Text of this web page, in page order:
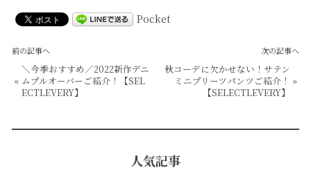
Pocket
前の記事へ
«
＼今季おすすめ／2022新作デニ
ムプルオーバーご紹介！【SEL
ECTLEVERY】
次の記事へ
秋コーデに欠かせない！サテン
ミニプリーツパンツご紹介！
【SELECTLEVERY】
»
人気記事